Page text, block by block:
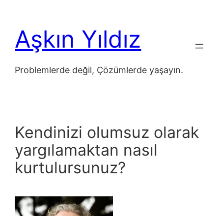
Aşkın Yıldız
Problemlerde değil, Çözümlerde yaşayın.
Kendinizi olumsuz olarak
yargılamaktan nasıl
kurtulursunuz?